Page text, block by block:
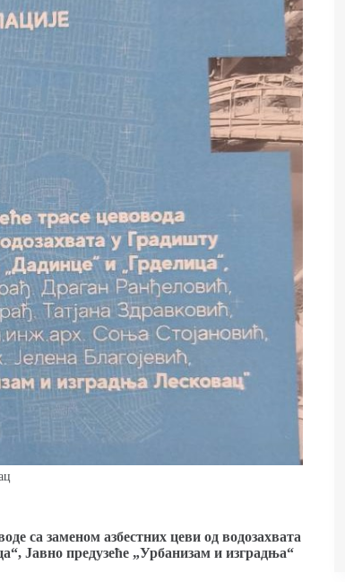
са заменом азбестних цеви од водозахвата
Јавно предузеће „Урбанизам и изградња“